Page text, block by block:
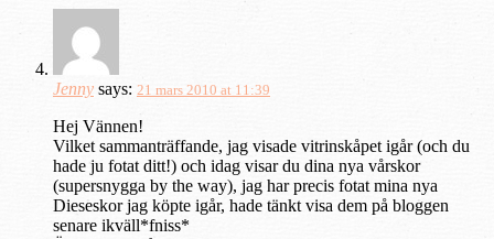
Jenny says: 21 mars 2010 at 11:39
Hej Vännen!
Vilket sammanträffande, jag visade vitrinskåpet igår (och du
hade ju fotat ditt!) och idag visar du dina nya vårskor
(supersnygga by the way), jag har precis fotat mina nya
Dieseskor jag köpte igår, hade tänkt visa dem på bloggen
senare ikväll*fniss*